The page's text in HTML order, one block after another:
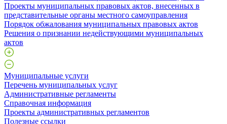
Проекты муниципальных правовых актов, внесенных в
представительные органы местного самоуправления
Порядок обжалования муниципальных правовых актов
Решения о признании недействующими муниципальных
актов
Муниципальные услуги
Перечень муниципальных услуг
Административные регламенты
Справочная информация
Проекты административных регламентов
Полезные ссылки